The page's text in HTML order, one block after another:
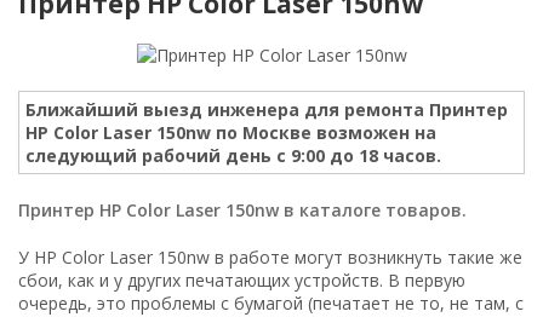
Ближайший выезд инженера для ремонта Принтер
HP Color Laser 150nw по Москве возможен на
следующий рабочий день с 9:00 до 18 часов.
Принтер HP Color Laser 150nw в каталоге товаров.
У HP Color Laser 150nw в работе могут возникнуть такие же
сбои, как и у других печатающих устройств. В первую
очередь, это проблемы с бумагой (печатает не то, не там, с